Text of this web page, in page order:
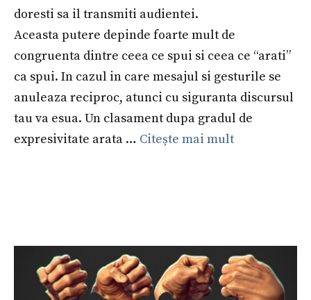
doresti sa il transmiti audientei.
Aceasta putere depinde foarte mult de
congruenta dintre ceea ce spui si ceea ce “arati”
ca spui. In cazul in care mesajul si gesturile se
anuleaza reciproc, atunci cu siguranta discursul
tau va esua. Un clasament dupa gradul de
expresivitate arata … Citește mai mult